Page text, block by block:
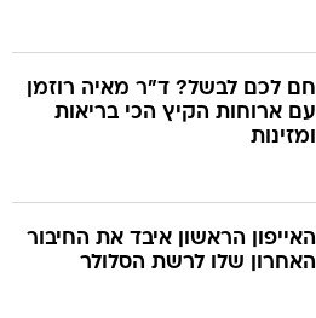
חם לכם לבשל? ד"ר מאיה רוזמן
עם ארוחות הקיץ הכי בריאות
ומזינות
האייפון הראשון איבד את החיבור
האחרון שלו לרשת הסלולר